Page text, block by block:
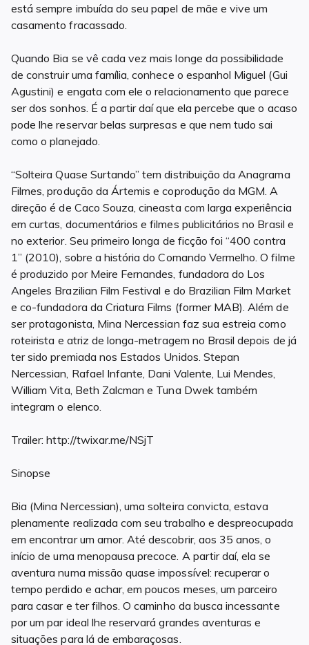
está sempre imbuída do seu papel de mãe e vive um
casamento fracassado.
Quando Bia se vê cada vez mais longe da possibilidade
de construir uma família, conhece o espanhol Miguel (Gui
Agustini) e engata com ele o relacionamento que parece
ser dos sonhos. É a partir daí que ela percebe que o acaso
pode lhe reservar belas surpresas e que nem tudo sai
como o planejado.
“Solteira Quase Surtando” tem distribuição da Anagrama
Filmes, produção da Ártemis e coprodução da MGM. A
direção é de Caco Souza, cineasta com larga experiência
em curtas, documentários e filmes publicitários no Brasil e
no exterior. Seu primeiro longa de ficção foi “400 contra
1” (2010), sobre a história do Comando Vermelho. O filme
é produzido por Meire Fernandes, fundadora do Los
Angeles Brazilian Film Festival e do Brazilian Film Market
e co-fundadora da Criatura Films (former MAB). Além de
ser protagonista, Mina Nercessian faz sua estreia como
roteirista e atriz de longa-metragem no Brasil depois de já
ter sido premiada nos Estados Unidos. Stepan
Nercessian, Rafael Infante, Dani Valente, Lui Mendes,
William Vita, Beth Zalcman e Tuna Dwek também
integram o elenco.
Trailer: http://twixar.me/NSjT
Sinopse
Bia (Mina Nercessian), uma solteira convicta, estava
plenamente realizada com seu trabalho e despreocupada
em encontrar um amor. Até descobrir, aos 35 anos, o
início de uma menopausa precoce. A partir daí, ela se
aventura numa missão quase impossível: recuperar o
tempo perdido e achar, em poucos meses, um parceiro
para casar e ter filhos. O caminho da busca incessante
por um par ideal lhe reservará grandes aventuras e
situações para lá de embaraçosas.